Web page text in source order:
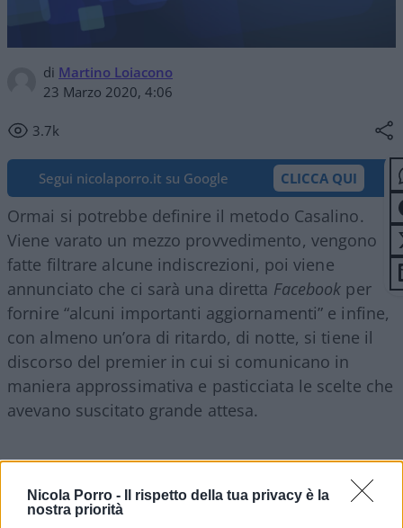
Nicola Porro -
Il rispetto della tua privacy è la
nostra priorità
di Martino Loiacono
23 Marzo 2020, 4:06
3.7k
Segui nicolaporro.it su Google CLICCA QUI
Ormai si potrebbe definire il metodo Casalino.
Viene varato un mezzo provvedimento, vengono
fatte filtrare alcune indiscrezioni, poi viene
annunciato che ci sarà una diretta Facebook per
fornire “alcuni importanti aggiornamenti” e infine,
con almeno un’ora di ritardo, di notte, si tiene il
discorso del premier in cui si comunicano in
maniera approssimativa e pasticciata le scelte che
avevano suscitato grande attesa.
È un metodo affermato, quello Casalino.
Impossibile negarlo. Ha fatto scuola la prima (e